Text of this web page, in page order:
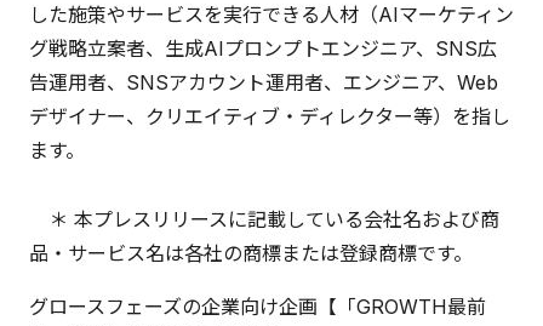
した施策やサービスを実行できる人材（AIマーケティン
グ戦略立案者、生成AIプロンプトエンジニア、SNS広
告運用者、SNSアカウント運用者、エンジニア、Web
デザイナー、クリエイティブ・ディレクター等）を指し
ます。
＊ 本プレスリリースに記載している会社名および商
品・サービス名は各社の商標または登録商標です。
グロースフェーズの企業向け企画【「GROWTH最前